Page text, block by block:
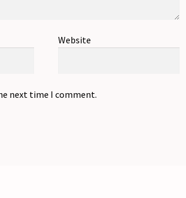
Website
next time I comment.